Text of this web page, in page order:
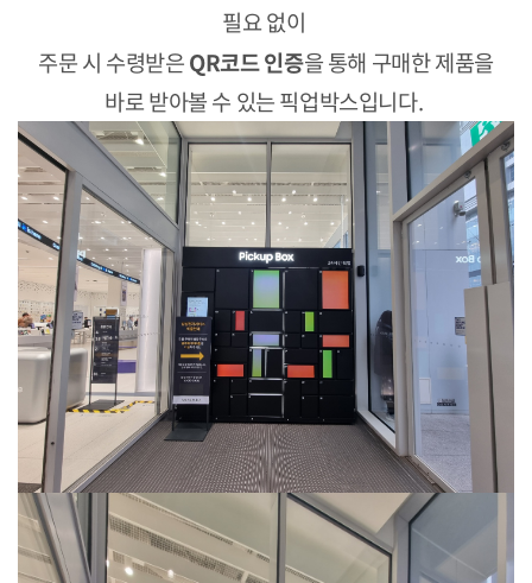
필요 없이
주문 시 수령받은QR코드 인증을 통해 구매한 제품을
바로 받아볼 수 있는 픽업박스입니다.